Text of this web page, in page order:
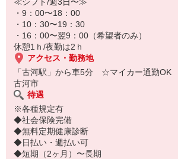
・9：00〜18：00
・10：30〜19：30
・16：00〜翌9：00（希望者のみ）
休憩1ｈ/夜勤は2ｈ
アクセス・勤務地
「古河駅」から車5分 ☆マイカー通勤OK
古河市
待遇
※各種規定有
◆社会保険完備
◆無料定期健康診断
◆日払い・週払い可
◆短期（2ヶ月）〜長期